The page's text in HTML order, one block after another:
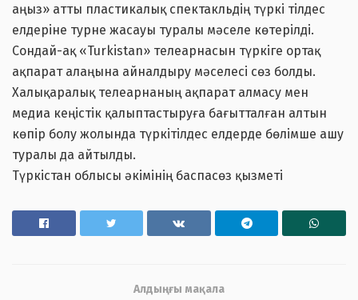
аңыз» атты пластикалық спектакльдің түркі тілдес
елдеріне турне жасауы туралы мәселе көтерілді.
Сондай-ақ «Turkistan» телеарнасын түркіге ортақ
ақпарат алаңына айналдыру мәселесі сөз болды.
Халықаралық телеарнаның ақпарат алмасу мен
медиа кеңістік қалыптастыруға бағытталған алтын
көпір болу жолында түркітілдес елдерде бөлімше ашу
туралы да айтылды.
Түркістан облысы әкімінің баспасөз қызметі
Алдыңғы мақала